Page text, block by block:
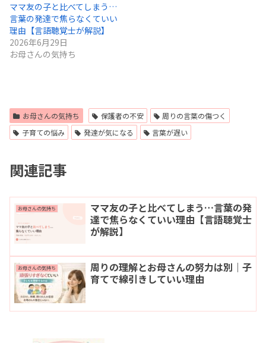
ママ友の子と比べてしまう…
言葉の発達で焦らなくていい
理由【言語聴覚士が解説】
2026年6月29日
お母さんの気持ち
お母さんの気持ち 保護者の不安
周りの言葉の傷つく
子育ての悩み
発達が気になる 言葉が遅い
関連記事
お母さんの気持ち
ママ友の子と比べてしまう…言葉の発
達で焦らなくていい理由【言語聴覚士
が解説】
お母さんの気持ち
周りの理解とお母さんの努力は別｜子
育てで線引きしていい理由